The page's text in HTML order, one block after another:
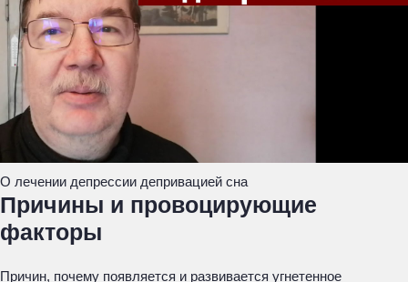
О лечении депрессии депривацией сна
Причины и провоцирующие
факторы
Причин, почему появляется и развивается угнетенное